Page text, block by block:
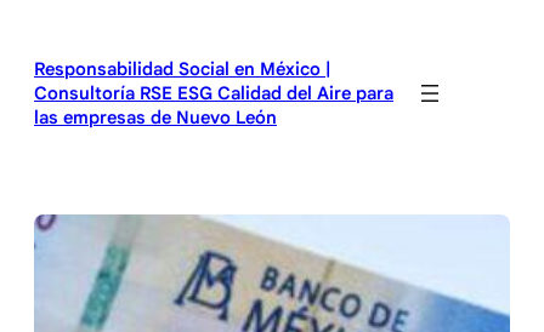
contenido
Responsabilidad Social en México |
Consultoría RSE ESG Calidad del Aire para
las empresas de Nuevo León